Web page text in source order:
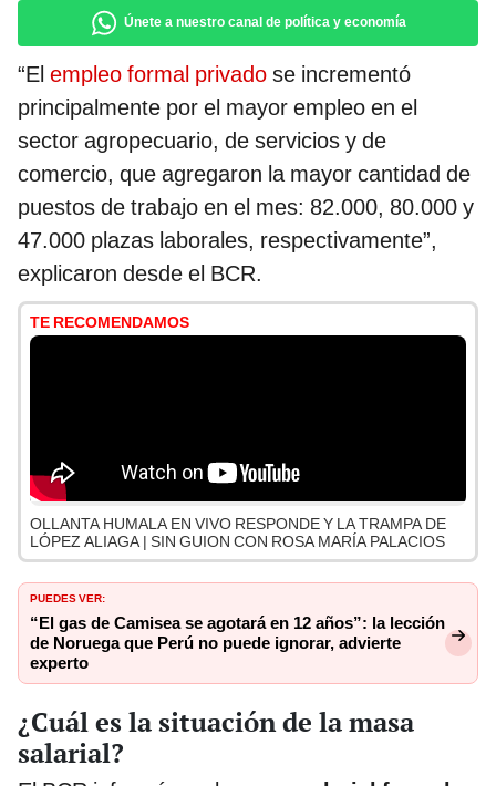
Únete a nuestro canal de política y economía
“El empleo formal privado se incrementó
principalmente por el mayor empleo en el
sector agropecuario, de servicios y de
comercio, que agregaron la mayor cantidad de
puestos de trabajo en el mes: 82.000, 80.000 y
47.000 plazas laborales, respectivamente”,
explicaron desde el BCR.
TE RECOMENDAMOS
OLLANTA HUMALA EN VIVO RESPONDE Y LA TRAMPA DE
LÓPEZ ALIAGA | SIN GUION CON ROSA MARÍA PALACIOS
PUEDES VER:
“El gas de Camisea se agotará en 12 años”: la lección
de Noruega que Perú no puede ignorar, advierte
experto
¿Cuál es la situación de la masa
salarial?